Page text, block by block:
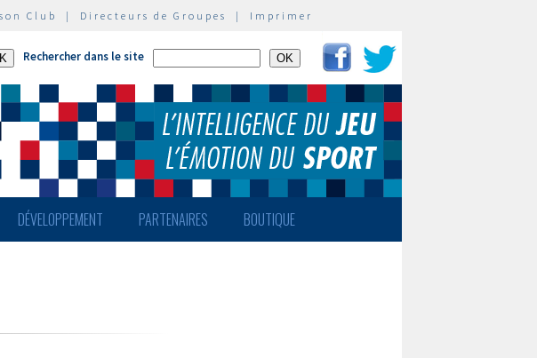
Club | Directeurs de Groupes | Imprimer
Rechercher dans le site
DÉVELOPPEMENT PARTENAIRES BOUTIQUE